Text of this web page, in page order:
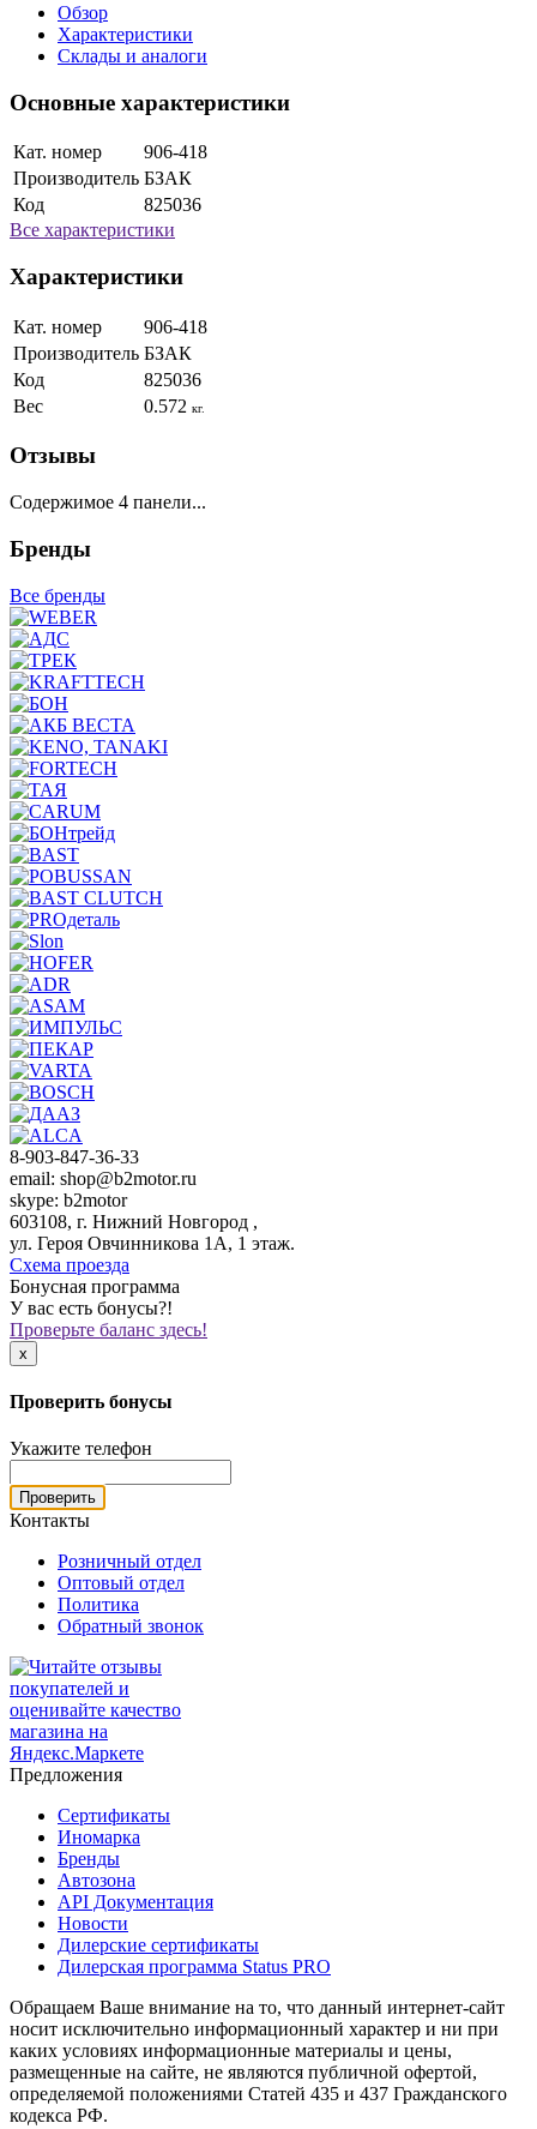
Обзор
Характеристики
Склады и аналоги
Основные характеристики
Кат. номер
906-418
Производитель БЗАК
Код
825036
Все характеристики
Характеристики
Кат. номер
906-418
Производитель БЗАК
Код
825036
Вес
0.572 кг.
Отзывы
Содержимое 4 панели...
Бренды
Все бренды
8-903-847-36-33
email: shop@b2motor.ru
skype: b2motor
603108, г. Нижний Новгород ,
ул. Героя Овчинникова 1А, 1 этаж.
Схема проезда
Бонусная программа
У вас есть бонусы?!
Проверьте баланс здесь!
x
Проверить бонусы
Укажите телефон
Проверить
Контакты
Розничный отдел
Оптовый отдел
Политика
Обратный звонок
Предложения
Сертификаты
Иномарка
Бренды
Автозона
API Документация
Новости
Дилерские сертификаты
Дилерская программа Status PRO
Обращаем Ваше внимание на то, что данный интернет-сайт
носит исключительно информационный характер и ни при
каких условиях информационные материалы и цены,
размещенные на сайте, не являются публичной офертой,
определяемой положениями Статей 435 и 437 Гражданского
кодекса РФ.